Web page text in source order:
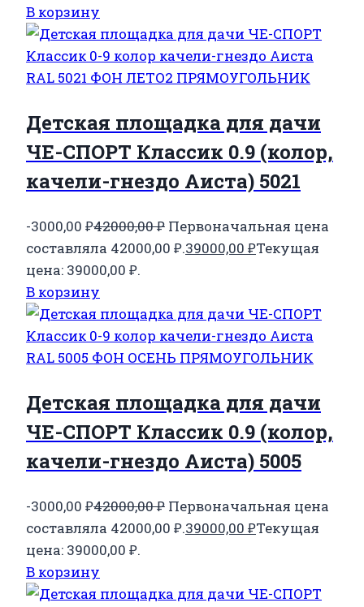
В корзину
Детская площадка для дачи
ЧЕ-СПОРТ Классик 0.9 (колор,
качели-гнездо Аиста) 5021
-3000,00 ₽42000,00₽ Первоначальная цена
составляла 42000,00 ₽.39000,00 ₽Текущая
цена: 39000,00 ₽.
В корзину
Детская площадка для дачи
ЧЕ-СПОРТ Классик 0.9 (колор,
качели-гнездо Аиста) 5005
-3000,00 ₽42000,00₽ Первоначальная цена
составляла 42000,00 ₽.39000,00 ₽Текущая
цена: 39000,00 ₽.
В корзину